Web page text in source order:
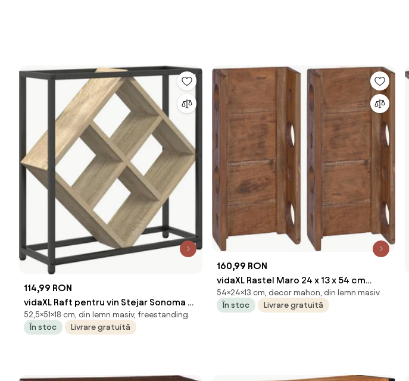
114,99 RON
vidaXL Raft pentru vin Stejar Sonoma 51
x 18 x 52,5 cm Lemn compozit
52,5×51×18 cm, din lemn masiv, freestanding
În stoc
Livrare gratuită
160,99 RON
vidaXL Rastel Maro 24 x 13 x 54 cm
Lemn masiv de mahon
54×24×13 cm, decor mahon, din lemn masiv
În stoc
Livrare gratuită